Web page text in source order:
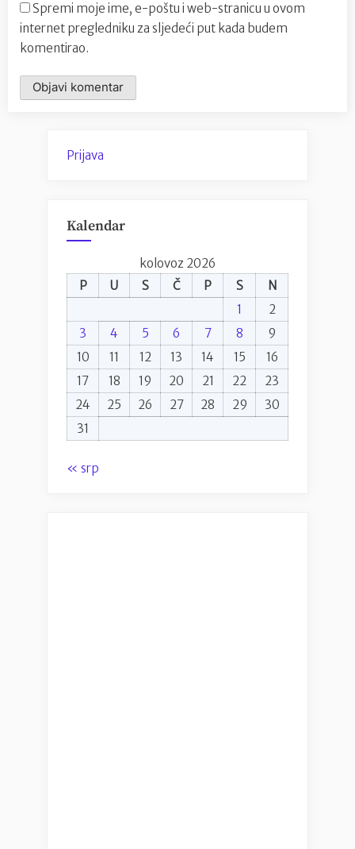
Spremi moje ime, e-poštu i web-stranicu u ovom
internet pregledniku za sljedeći put kada budem
komentirao.
Prijava
Kalendar
kolovoz 2026
P
U S Č P S
N
1
2
3
4 5 6 7 8
9
10
11 12 13 14 15
16
17
18 19 20 21 22
23
24
25 26 27 28 29
30
31
« srp